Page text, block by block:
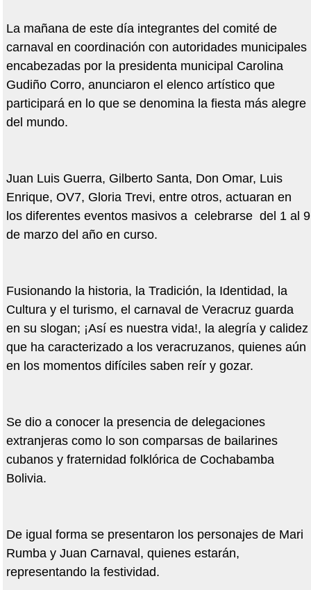
La mañana de este día integrantes del comité de
carnaval en coordinación con autoridades municipales
encabezadas por la presidenta municipal Carolina
Gudiño Corro, anunciaron el elenco artístico que
participará en lo que se denomina la fiesta más alegre
del mundo.
Juan Luis Guerra, Gilberto Santa, Don Omar, Luis
Enrique, OV7, Gloria Trevi, entre otros, actuaran en
los diferentes eventos masivos a celebrarse del 1 al 9
de marzo del año en curso.
Fusionando la historia, la Tradición, la Identidad, la
Cultura y el turismo, el carnaval de Veracruz guarda
en su slogan; ¡Así es nuestra vida!, la alegría y calidez
que ha caracterizado a los veracruzanos, quienes aún
en los momentos difíciles saben reír y gozar.
Se dio a conocer la presencia de delegaciones
extranjeras como lo son comparsas de bailarines
cubanos y fraternidad folklórica de Cochabamba
Bolivia.
De igual forma se presentaron los personajes de Mari
Rumba y Juan Carnaval, quienes estarán,
representando la festividad.